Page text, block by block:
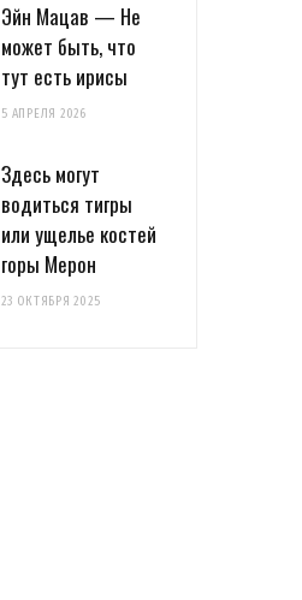
Эйн Мацав — Не
может быть, что
тут есть ирисы
5 АПРЕЛЯ 2026
Здесь могут
водиться тигры
или ущелье костей
горы Мерон
23 ОКТЯБРЯ 2025